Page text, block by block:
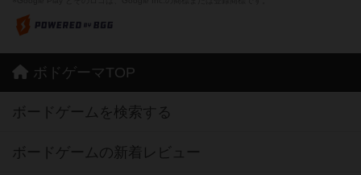
ボドゲーマTOP
ボードゲームを検索する
ボードゲームの新着レビュー